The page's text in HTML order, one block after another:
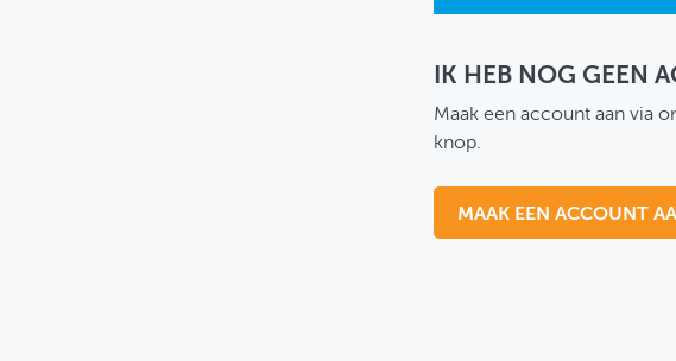
IK HEB NOG GEEN
Maak een account aan via
knop.
MAAK EEN ACCOUNT